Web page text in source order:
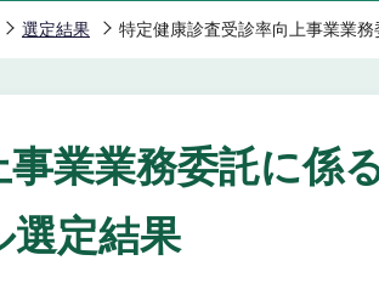
選定結果 特定健康診査受診率向上事業業
業業務委託に係
選定結果